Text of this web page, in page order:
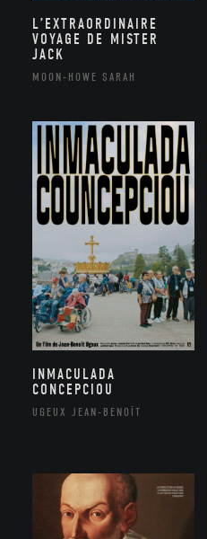
L’EXTRAORDINAIRE
VOYAGE DE MISTER
JACK
MOON-HOWE SARAH
INMACULADA
CONCEPCIOU
UGEUX JEAN-BENOÎT